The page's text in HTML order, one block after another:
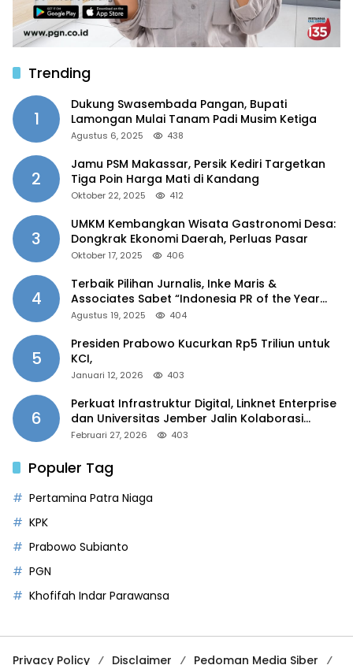
Trending
1
Dukung Swasembada Pangan, Bupati
Lamongan Mulai Tanam Padi Musim Ketiga
Agustus 6, 2025 438
2
Jamu PSM Makassar, Persik Kediri Targetkan
Tiga Poin Harga Mati di Kandang
Oktober 22, 2025 412
3
UMKM Kembangkan Wisata Gastronomi Desa:
Dongkrak Ekonomi Daerah, Perluas Pasar
Oktober 17, 2025 406
4
Terbaik Pilihan Jurnalis, Inke Maris &
Associates Sabet “Indonesia PR of the Year
2025”
Agustus 19, 2025 404
5
Presiden Prabowo Kucurkan Rp5 Triliun untuk
KCI,
Januari 12, 2026 403
6
Perkuat Infrastruktur Digital, Linknet Enterprise
dan Universitas Jember Jalin Kolaborasi
Smart Campus Berbasis AI
Februari 27, 2026 403
Populer Tag
Pertamina Patra Niaga
KPK
Prabowo Subianto
PGN
Khofifah Indar Parawansa
Privacy Policy Disclaimer Pedoman Media Siber